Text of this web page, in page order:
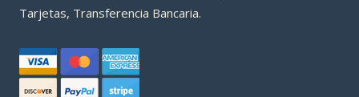
Tarjetas, Transferencia Bancaria.